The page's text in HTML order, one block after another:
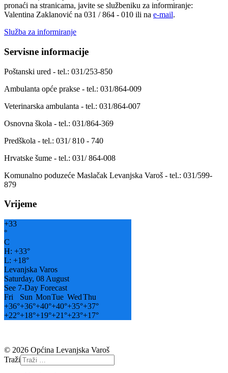
pronaći na stranicama, javite se službeniku za informiranje:
Valentina Zaklanović na 031 / 864 - 010 ili na e-mail.
Služba za informiranje
Servisne informacije
Poštanski ured - tel.: 031/253-850
Ambulanta opće prakse - tel.: 031/864-009
Veterinarska ambulanta - tel.: 031/864-007
Osnovna škola - tel.: 031/864-369
Predškola - tel.: 031/ 810 - 740
Hrvatske šume - tel.: 031/ 864-008
Komunalno poduzeće Maslačak Levanjska Varoš - tel.: 031/599-
879
Vrijeme
+33
°
C
H: +33°
L: +18°
Levanjska Varos
Saturday, 08 August
See 7-Day Forecast
Fri
Sun MonTue WedThu
+36°+36°+40°+40°+35°+37°
+22°+18°+19°+21°+23°+17°
© 2026 Općina Levanjska Varoš
Traži